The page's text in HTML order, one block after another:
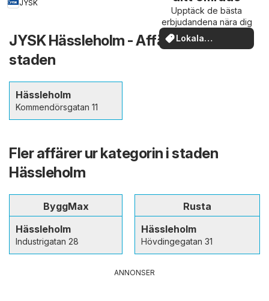
JYSK
Upptäck de bästa
erbjudandena nära dig
Lokala
erbjudanden
JYSK Hässleholm - Affärer i och kring
staden
Hässleholm
Kommendörsgatan 11
Fler affärer ur kategorin i staden
Hässleholm
ByggMax
Hässleholm
Industrigatan 28
Rusta
Hässleholm
Hövdingegatan 31
ANNONSER